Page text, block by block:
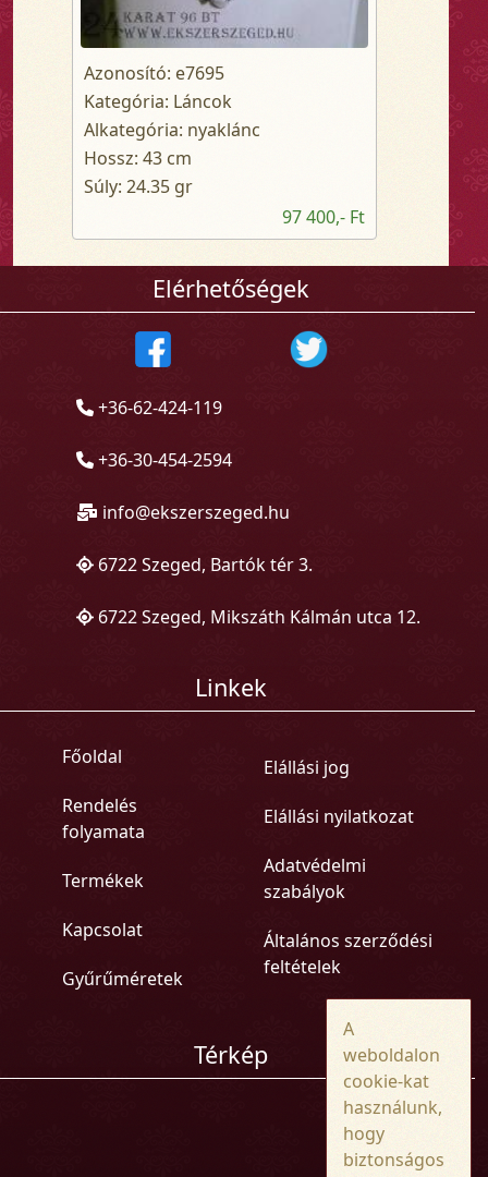
Azonosító: e7695
Kategória: Láncok
Alkategória: nyaklánc
Hossz: 43 cm
Súly: 24.35 gr
97 400,- Ft
Elérhetőségek
+36-62-424-119
+36-30-454-2594
info@ekszerszeged.hu
6722 Szeged, Bartók tér 3.
6722 Szeged, Mikszáth Kálmán utca 12.
Linkek
Főoldal
Rendelés
folyamata
Termékek
Kapcsolat
Gyűrűméretek
Elállási jog
Elállási nyilatkozat
Adatvédelmi
szabályok
Általános szerződési
feltételek
Térkép
A
weboldalon
cookie-kat
használunk,
hogy
biztonságos